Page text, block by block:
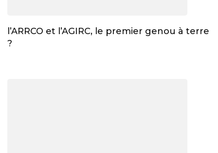
l’ARRCO et l’AGIRC, le premier genou à terre
?